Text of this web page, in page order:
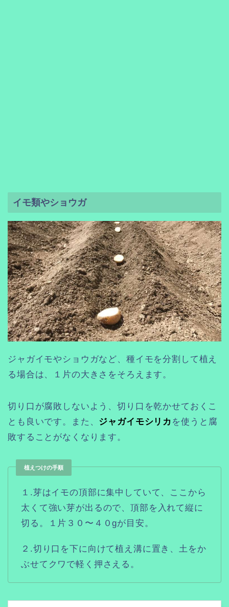
イモ類やショウガ
ジャガイモやショウガなど、種イモを分割して植え
る場合は、１片の大きさをそろえます。
切り口が腐敗しないよう、切り口を乾かせておくこ
とも良いです。また、 ジャガイモシリカ を使うと腐
敗することがなくなります。
植えつけの手順
１.芽はイモの頂部に集中していて、ここから
太くて強い芽が出るので、頂部を入れて縦に
切る。１片３０〜４０gが目安。
２.切り口を下に向けて植え溝に置き、土をか
ぶせてクワで軽く押さえる。